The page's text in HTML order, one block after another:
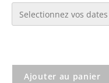
Ajouter au panier